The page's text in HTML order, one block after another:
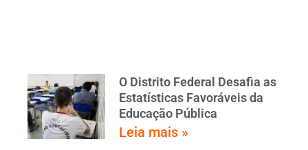
O Distrito Federal Desafia as
Estatísticas Favoráveis da
Educação Pública
Leia mais »